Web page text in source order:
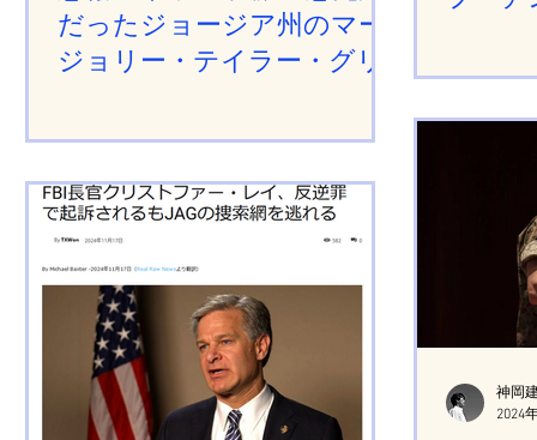
だったジョージア州のマー
ジョリー・テイラー・グリ
(*ﾟДﾟ)
神岡
2024